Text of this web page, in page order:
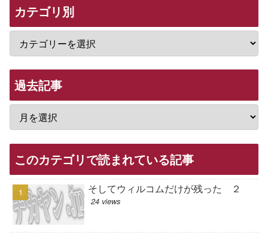
カテゴリ別
過去記事
このカテゴリで読まれている記事
そしてウィルコムだけが残った ２
24 views